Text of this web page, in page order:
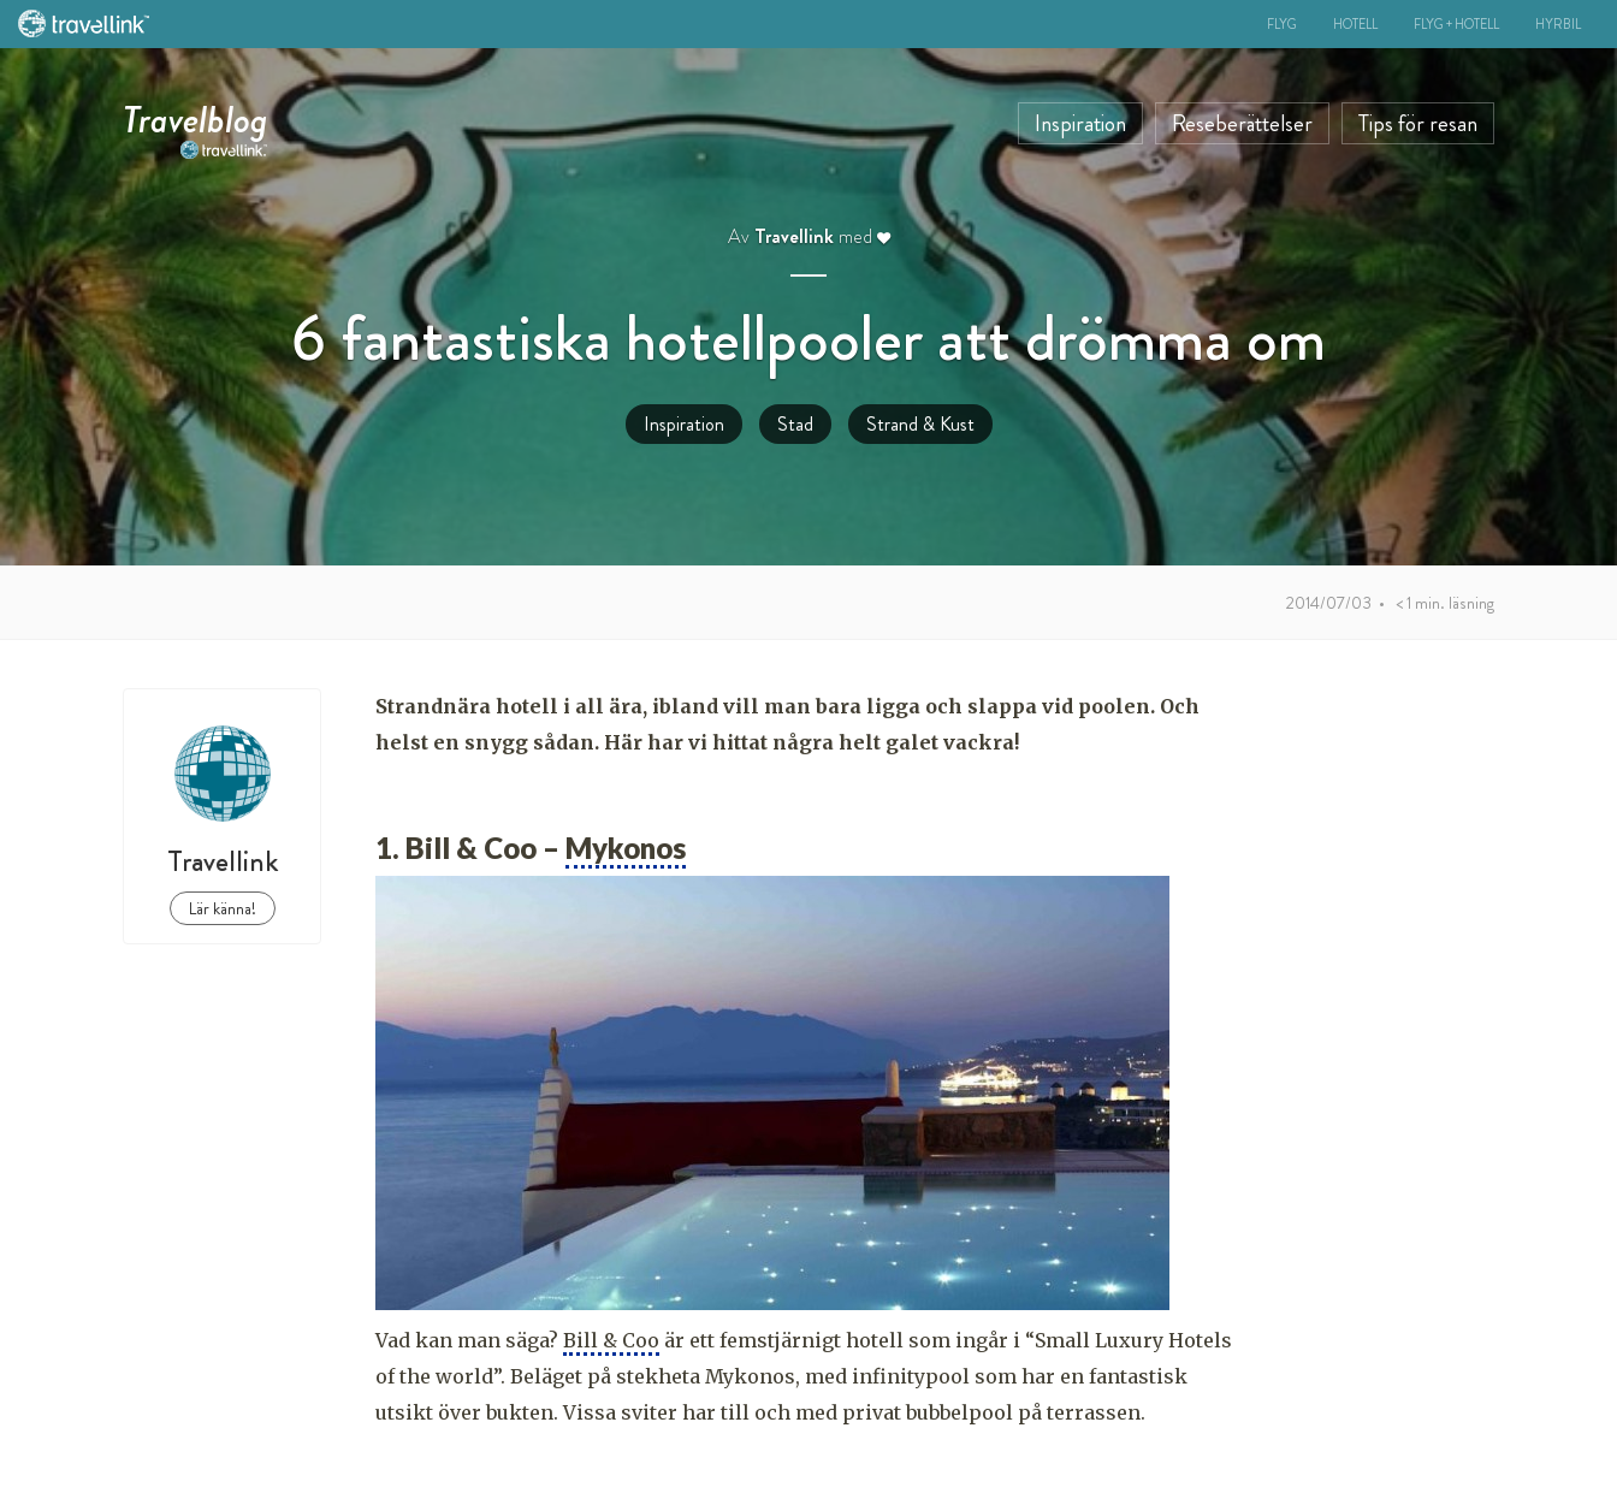
Travelblog Inspiration Reseberättelser Tips för resan
FLYG HOTELL FLYG + HOTELL HYRBIL
Av Travellinkmed
6 fantastiska hotellpooler att drömma om
Inspiration Stad Strand & Kust
2014/07/03 • < 1 min. läsning
Travellink
Lär känna!
Strandnära hotell i all ära, ibland vill man bara ligga och slappa vid poolen. Och
helst en snygg sådan. Här har vi hittat några helt galet vackra!
1. Bill & Coo – Mykonos
Vad kan man säga? Bill & Coo är ett femstjärnigt hotell som ingår i “Small Luxury Hotels
of the world”. Beläget på stekheta Mykonos, med infinitypool som har en fantastisk
utsikt över bukten. Vissa sviter har till och med privat bubbelpool på terrassen.